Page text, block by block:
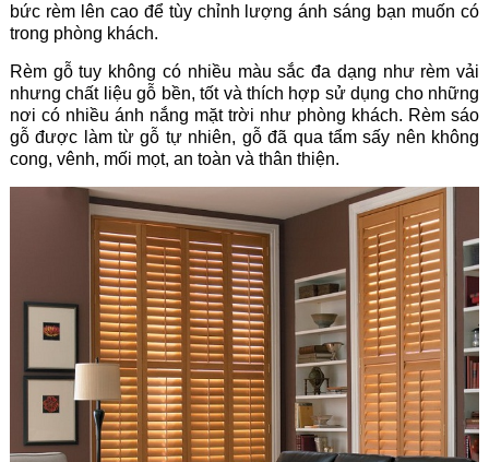
bức rèm lên cao để tùy chỉnh lượng ánh sáng bạn muốn có
trong phòng khách.
Rèm gỗ tuy không có nhiều màu sắc đa dạng như rèm vải
nhưng chất liệu gỗ bền, tốt và thích hợp sử dụng cho những
nơi có nhiều ánh nắng mặt trời như phòng khách. Rèm sáo
gỗ được làm từ gỗ tự nhiên, gỗ đã qua tẩm sấy nên không
cong, vênh, mối mọt, an toàn và thân thiện.